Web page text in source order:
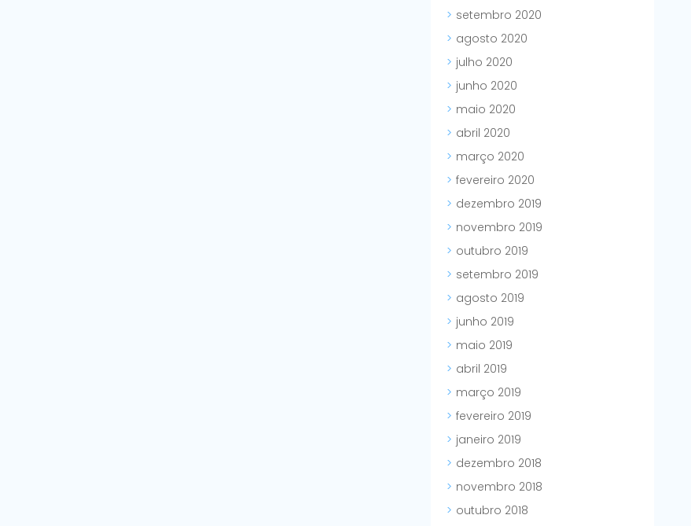
setembro 2020
agosto 2020
julho 2020
junho 2020
maio 2020
abril 2020
março 2020
fevereiro 2020
dezembro 2019
novembro 2019
outubro 2019
setembro 2019
agosto 2019
junho 2019
maio 2019
abril 2019
março 2019
fevereiro 2019
janeiro 2019
dezembro 2018
novembro 2018
outubro 2018